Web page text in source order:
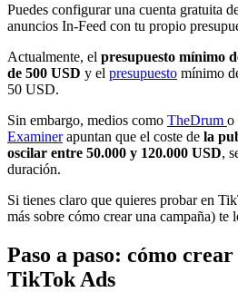
Puedes configurar una cuenta gratuita
anuncios In-Feed con tu propio
Actualmente, el presupuesto mínimo
de 500 USD y el presupuesto mínimo
50 USD.
Sin embargo, medios como TheDrum o
Examinerapuntan que el coste de la
oscilar entre 50.000 y 120.000 USD,
duración.
Si tienes claro que quieres probar en
más sobre cómo crear una campaña) te
Paso a paso: cómo
TikTok Ads